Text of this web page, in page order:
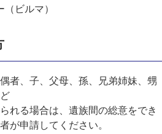
ビルマ）
者、子、父母、孫、兄弟姉妹、甥
れる場合は、遺族間の総意をでき
が申請してください。